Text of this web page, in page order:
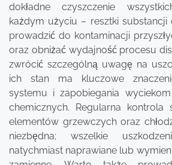
dokładne czyszczenie
każdym użyciu – resztki substancji
prowadzić do kontaminacji
oraz obniżać wydajność procesu
zwrócić szczególną uwagę na
ich stan ma kluczowe
systemu i zapobiegania
chemicznych. Regularna kontrola
elementów grzewczych oraz
niezbędna; wszelkie
natychmiast naprawiane lub